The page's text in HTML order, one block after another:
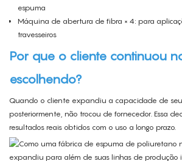
espuma
Máquina de abertura de fibra × 4: para
travesseiros
Por que o cliente continuou
escolhendo?
Quando o cliente expandiu a capacidade de
posteriormente, não trocou de fornecedor. Essa
resultados reais obtidos com o uso a longo prazo.